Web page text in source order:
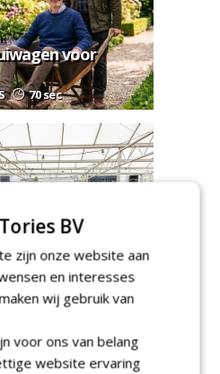
voor
70 sec
viert tien jaar
75 sec
BV
zijn onze website aan
en interesses
wij gebruik van
voor ons van belang
website ervaring